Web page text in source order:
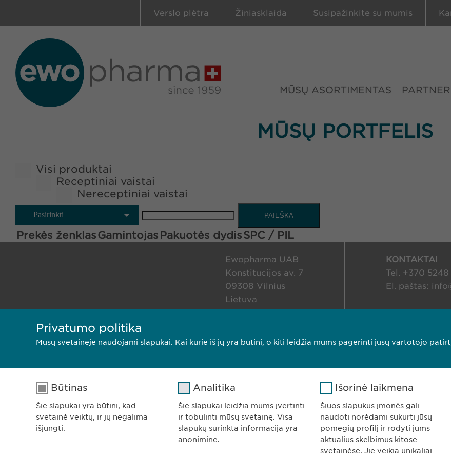
Verslo plėtra Žiniasklaida Susipažinkite su mumis
MŪSŲ ASORTIMENTAS
MŪSŲ PORTFELIS
Visi produktai
Receptiniai vaistai
Nereceptiniai vaistai
Pasirinkti PAIEŠKA
Prekės ženklasGamintojas Pakuotės dydisSPC / PIL
Ewopharma UAB
Konstitucijos av. 7
09308 Vilnius
Lietuva
KONTAKTAI
Tel. +370
El. paštas:
Privatumo pranešimas Slapukų naudojimo politika Atspaudas
Privatumo politika
Mūsų svetainėje naudojami slapukai. Kai kurie iš jų yra būtini, o kiti leidžia mums pagerinti jūsų vartotojo
Būtinas
Šie slapukai yra būtini, kad
svetainė veiktų, ir jų negalima
išjungti.
Analitika
Šie slapukai leidžia mums įvertinti
ir tobulinti mūsų svetainę. Visa
slapukų surinkta informacija yra
anoniminė.
Išorinė laikmena
Šiuos slapukus įmonės gali
naudoti norėdami sukurti jūsų
pomėgių profilį ir rodyti jums
aktualius skelbimus kitose
svetainėse. Jie veikia unikaliai